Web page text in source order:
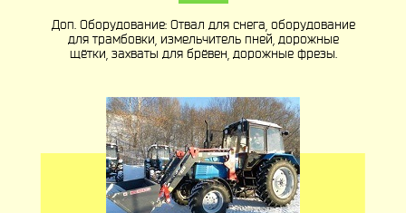
Доп. Оборудование: Отвал для снега, оборудование
для трамбовки, измельчитель пней, дорожные
щётки, захваты для брёвен, дорожные фрезы.